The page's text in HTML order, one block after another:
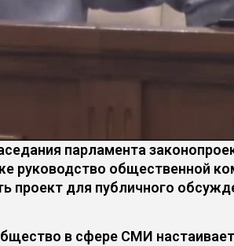
парламента
руководство общественной
проект для публичного
в сфере СМИ